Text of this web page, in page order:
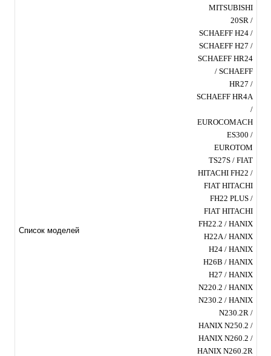
Список моделей
MITSUBISHI
20SR /
SCHAEFF H24 /
SCHAEFF H27 /
SCHAEFF HR24
/ SCHAEFF
HR27 /
SCHAEFF HR4A
/
EUROCOMACH
ES300 /
EUROTOM
TS27S / FIAT
HITACHI FH22 /
FIAT HITACHI
FH22 PLUS /
FIAT HITACHI
FH22.2 / HANIX
H22A / HANIX
H24 / HANIX
H26B / HANIX
H27 / HANIX
N220.2 / HANIX
N230.2 / HANIX
N230.2R /
HANIX N250.2 /
HANIX N260.2 /
HANIX N260.2R